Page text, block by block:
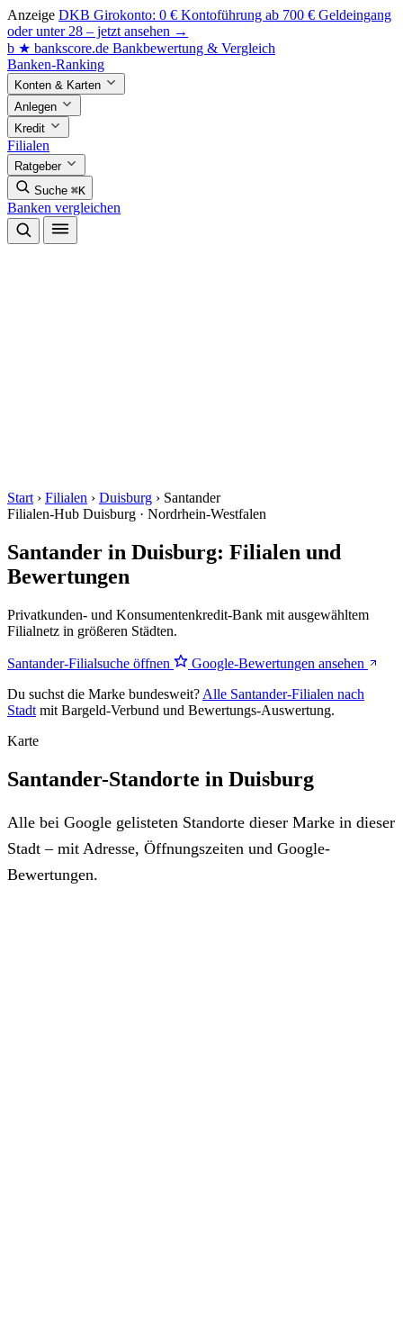
Anzeige DKB Girokonto: 0 € Kontoführung ab 700 € Geldeingang
oder unter 28 – jetzt ansehen →
b ★ bankscore.de Bankbewertung & Vergleich
Banken-Ranking
Konten & Karten
Anlegen
Kredit
Filialen
Ratgeber
Suche ⌘K
Banken vergleichen
Start › Filialen › Duisburg › Santander
Filialen-Hub Duisburg · Nordrhein-Westfalen
Santander in Duisburg: Filialen und
Bewertungen
Privatkunden- und Konsumentenkredit-Bank mit ausgewähltem
Filialnetz in größeren Städten.
Santander-Filialsuche öffnen
Google-Bewertungen ansehen
Du suchst die Marke bundesweit? Alle Santander-Filialen nach
Stadt mit Bargeld-Verbund und Bewertungs-Auswertung.
Karte
Santander-Standorte in Duisburg
Alle bei Google gelisteten Standorte dieser Marke in dieser
Stadt – mit Adresse, Öffnungszeiten und Google-
Bewertungen.